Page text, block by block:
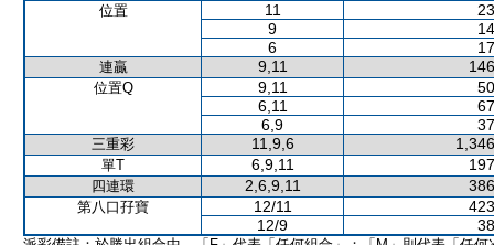
位置 11
9
6
連贏 9,11
位置Q 9,11
6,11
6,9
三重彩 11,9,6
單T 6,9,11
四連環 2,6,9,11
第八口孖寶 12/11
12/9